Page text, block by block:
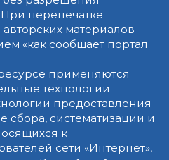
перепечатке
материалов
«как сообщает портал
применяются
технологии
предоставления
систематизации и
к
сети «Интернет»,